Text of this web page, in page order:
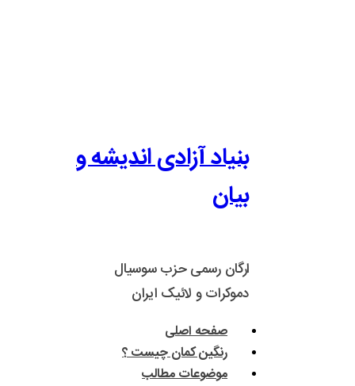
بنیاد آزادی اندیشه و
بیان
ارگان رسمی حزب سوسیال
دموکرات و لائیک ایران
صفحه اصلی
رنگین کمان چیست ؟
موضوعات مطالب